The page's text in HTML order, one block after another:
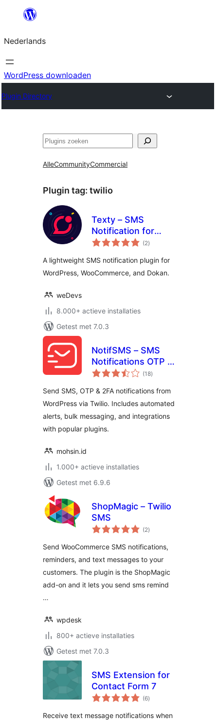
de
inhoud
Nederlands
WordPress downloaden
Plugin Directory
Zoeken
AlleCommunityCommercial
Plugin tag: twilio
Texty – SMS
Notification for
WordPress,
Dokan and more
(2totaal
waarderingen
)
A lightweight SMS notification plugin for
WordPress, WooCommerce, and Dokan.
weDevs
8.000+ actieve installaties
Getest met 7.0.3
NotifSMS – SMS
Notifications OTP &
2FA for WordPress
(18totaal
waarderingen
)
Send SMS, OTP & 2FA notifications from
WordPress via Twilio. Includes automated
alerts, bulk messaging, and integrations
with popular plugins.
mohsin.id
1.000+ actieve installaties
Getest met 6.9.6
ShopMagic – Twilio
SMS
(2totaal
waarderingen
)
Send WooCommerce SMS notifications,
reminders, and text messages to your
customers. The plugin is the ShopMagic
add-on and it lets you send sms remind
…
wpdesk
800+ actieve installaties
Getest met 7.0.3
SMS Extension for
Contact Form 7
(6totaal
waarderingen
)
Receive text message notifications when